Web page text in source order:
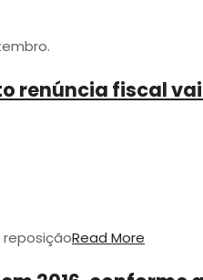
renúncia fiscal
reposiçãoRead More